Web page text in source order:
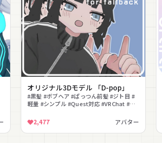
オリジナル3Dモデル 「D-pop」
#黒髪 #ボブヘア #ぱっつん前髪 #ジト目 #
軽量 #シンプル #Quest対応 #VRChat #フ
2,477
アバター